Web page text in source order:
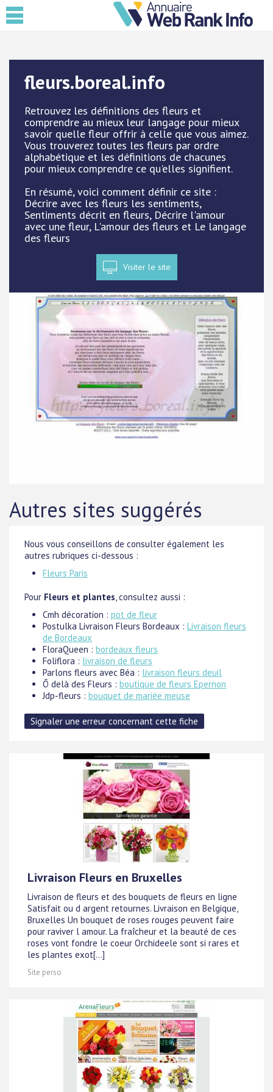
fleurs.boreal.info
Retrouvez les définitions des fleurs et
comprendre au mieux leur langage pour mieux
savoir quelle fleur offrir à celle que vous aimez.
Vous trouverez toutes les fleurs par ordre
alphabétique et les définitions de chacunes
pour mieux comprendre ce qu'elles signifient.
En résumé, voici comment définir ce site :
Décrire avec les fleurs les sentiments,
Sentiments décrit en fleurs, Décrire l'amour
avec une fleur, L'amour des fleurs et Le langage
des fleurs
Visiter le site
Autres sites suggérés
Nous vous conseillons de consulter également les
autres rubriques ci-dessous :
Fleurs Paris
Pour Fleurs et plantes, consultez aussi :
Cmh décoration : pot de fleur
Postulka Livraison Fleurs Bordeaux : Livraison fleurs
de Bordeaux
FloraQueen : bordeaux fleurs
Foliflora : livraison de fleurs
Parlons fleurs avec Béa : livraison fleurs deuil
Ô delà des Fleurs : boutique de fleurs Epernon
Jdp-fleurs : bouquet de mariée meuse
Livraison Fleurs en Bruxelles
Livraison de fleurs et des bouquets de fleurs en ligne
Satisfait ou d argent retournes. Livraison en Belgique,
Bruxelles Un bouquet de roses rouges peuvent faire
pour raviver l amour. La fraîcheur et la beauté de ces
roses vont fondre le coeur Orchideele sont si rares et
les plantes exot[...]
Site perso